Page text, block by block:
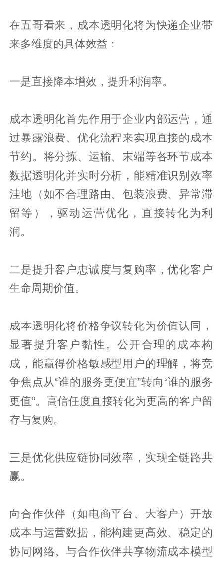
在五哥看来，成本透明化将为快递企业带
来多维度的具体效益：
一是直接降本增效，提升利润率。
成本透明化首先作用于企业内部运营，通
过暴露浪费、优化流程来实现直接的成本
节约。将分拣、运输、末端等各环节成本
数据透明化并实时分析，能精准识别效率
洼地（如不合理路由、包装浪费、异常滞
留等），驱动运营优化，直接转化为利
润。
二是提升客户忠诚度与复购率，优化客户
生命周期价值。
成本透明化将价格争议转化为价值认同，
显著提升客户黏性。公开合理的成本构
成，能赢得价格敏感型用户的理解，将竞
争焦点从“谁的服务更便宜”转向“谁的服务
更值”。高信任度直接转化为更高的客户留
存与复购。
三是优化供应链协同效率，实现全链路共
赢。
向合作伙伴（如电商平台、大客户）开放
成本与运营数据，能构建更高效、稳定的
协同网络。与合作伙伴共享物流成本模型